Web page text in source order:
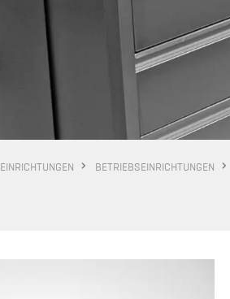
EINRICHTUNGEN BETRIEBSEINRICHTUNGEN